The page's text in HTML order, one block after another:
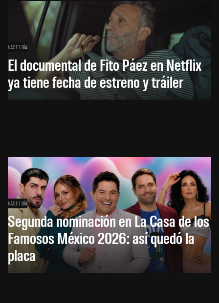
HACE 1 DÍA
El documental de Fito Páez en Netflix
ya tiene fecha de estreno y tráiler
HACE 1 DÍA
Segunda nominación en La Casa de los
Famosos México 2026: así quedó la
placa